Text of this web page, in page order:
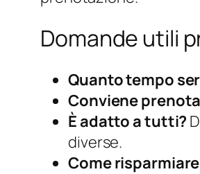
Domande utili
Quanto tempo
Conviene
È adatto a tutti?
diverse.
Come